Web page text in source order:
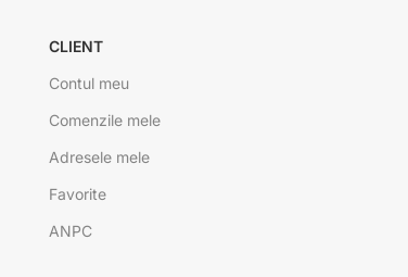
CLIENT
Contul meu
Comenzile mele
Adresele mele
Favorite
ANPC